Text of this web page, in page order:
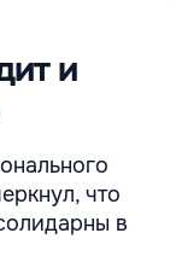
и
что
в